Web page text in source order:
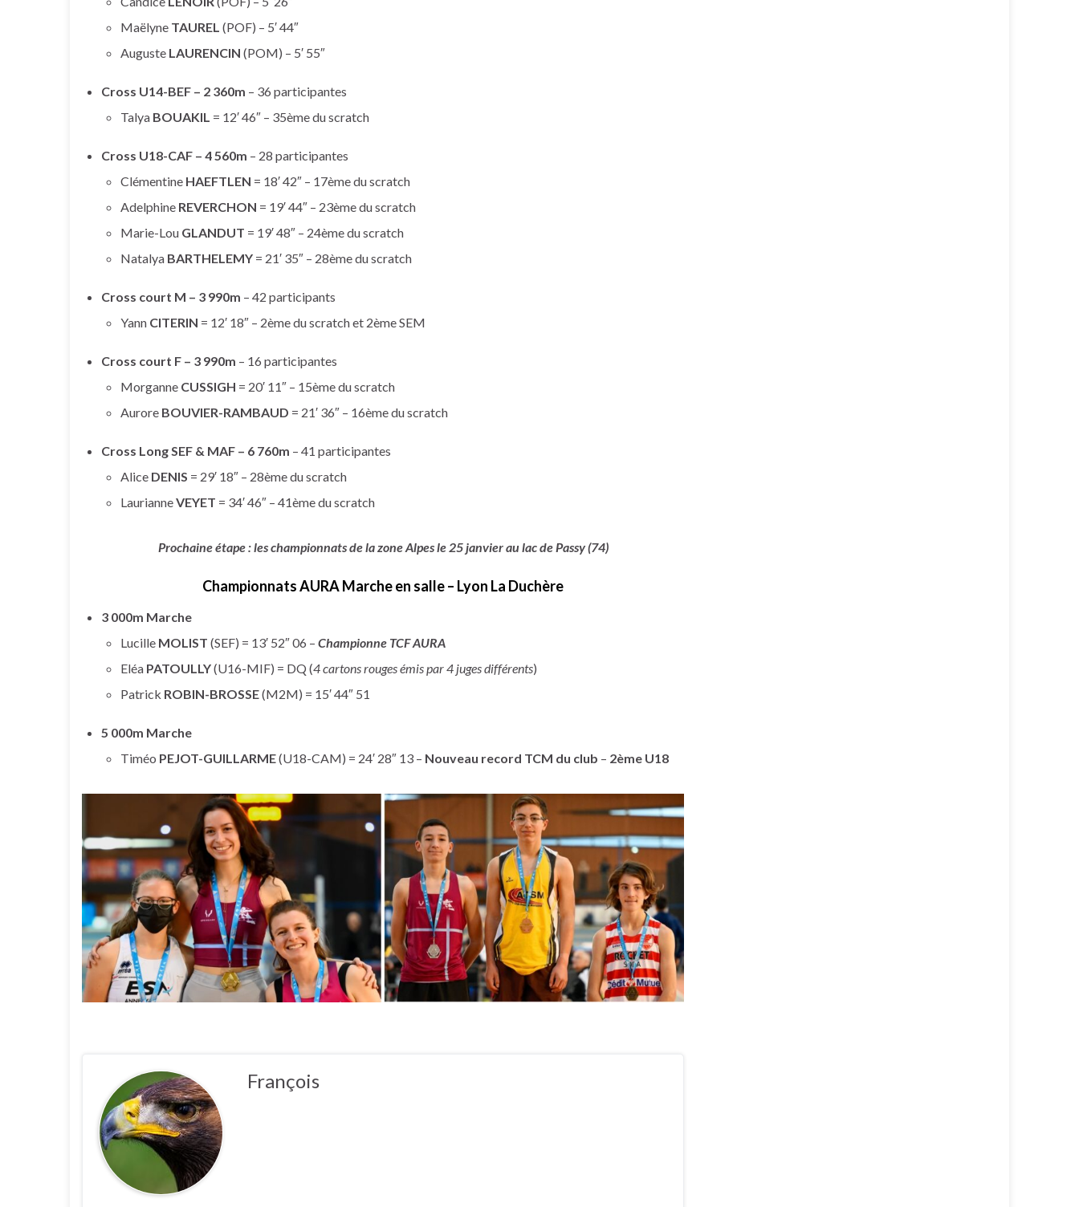
Maëlyne TAUREL (POF) – 5′ 44″
Auguste LAURENCIN (POM) – 5′ 55″
Cross U14-BEF – 2 360m – 36 participantes
Talya BOUAKIL = 12′ 46″ – 35ème du scratch
Cross U18-CAF – 4 560m – 28 participantes
Clémentine HAEFTLEN = 18′ 42″ – 17ème du scratch
Adelphine REVERCHON = 19′ 44″ – 23ème du scratch
Marie-Lou GLANDUT = 19′ 48″ – 24ème du scratch
Natalya BARTHELEMY = 21′ 35″ – 28ème du scratch
Cross court M – 3 990m – 42 participants
Yann CITERIN = 12′ 18″ – 2ème du scratch et 2ème SEM
Cross court F – 3 990m – 16 participantes
Morganne CUSSIGH = 20′ 11″ – 15ème du scratch
Aurore BOUVIER-RAMBAUD = 21′ 36″ – 16ème du scratch
Cross Long SEF & MAF – 6 760m – 41 participantes
Alice DENIS = 29′ 18″ – 28ème du scratch
LaurianneVEYET = 34′ 46″ – 41ème du scratch
Prochaine étape : les championnats de la zone Alpes le 25 janvier au lac de Passy (74)
Championnats AURA Marche en salle – Lyon La Duchère
3 000m Marche
Lucille MOLIST (SEF) = 13′ 52″ 06 – Championne TCF AURA
Eléa PATOULLY(U16-MIF) = DQ (4 cartons rouges émis par 4 juges différents)
Patrick ROBIN-BROSSE(M2M) = 15′ 44″ 51
5 000m Marche
Timéo PEJOT-GUILLARME(U18-CAM) = 24′ 28″ 13 – Nouveau record TCM du club – 2ème U18
François